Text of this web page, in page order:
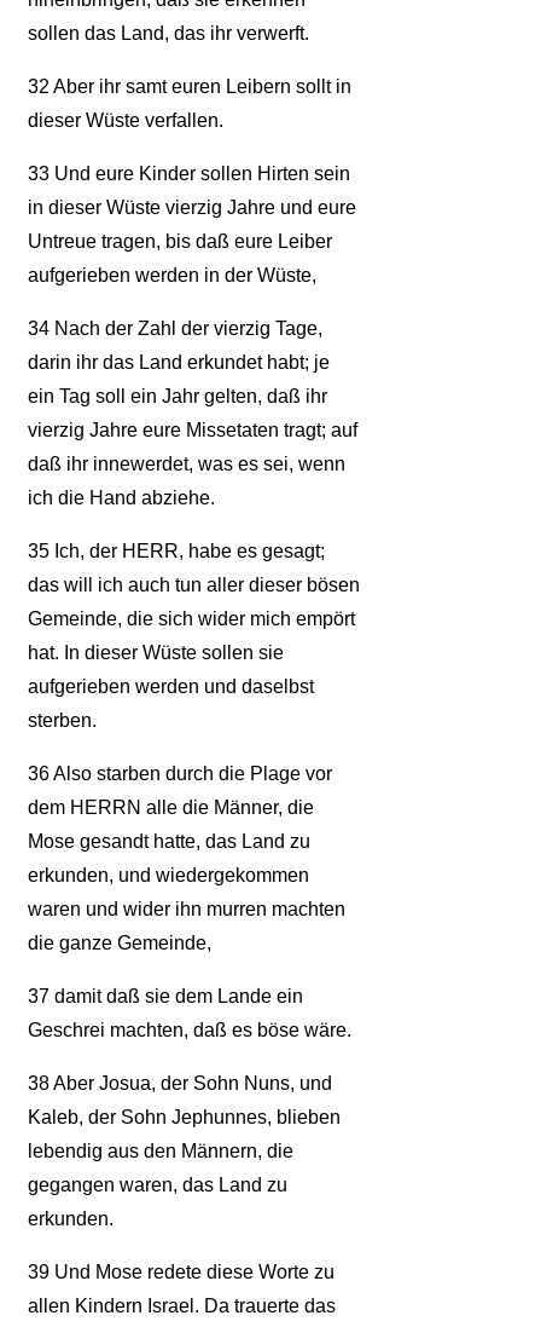
sollen das Land, das ihr verwerft.
32 Aber ihr samt euren Leibern sollt in
dieser Wüste verfallen.
33Und eure Kinder sollen Hirten sein
in dieser Wüste vierzig Jahre und eure
Untreue tragen, bis daß eure Leiber
aufgerieben werden in der Wüste,
34Nach der Zahl der vierzig Tage,
darin ihr das Land erkundet habt; je
ein Tag soll ein Jahr gelten, daß ihr
vierzig Jahre eure Missetaten tragt; auf
daß ihr innewerdet, was es sei, wenn
ich die Hand abziehe.
35Ich, der HERR, habe es gesagt;
das will ich auch tun aller dieser bösen
Gemeinde, die sich wider mich empört
hat. In dieser Wüste sollen sie
aufgerieben werden und daselbst
sterben.
36Also starben durch die Plage vor
dem HERRN alle die Männer, die
Mose gesandt hatte, das Land zu
erkunden, und wiedergekommen
waren und wider ihn murren machten
die ganze Gemeinde,
37damit daß sie dem Lande ein
Geschrei machten, daß es böse wäre.
38Aber Josua, der Sohn Nuns, und
Kaleb, der Sohn Jephunnes, blieben
lebendig aus den Männern, die
gegangen waren, das Land zu
erkunden.
39Und Mose redete diese Worte zu
allen Kindern Israel. Da trauerte das